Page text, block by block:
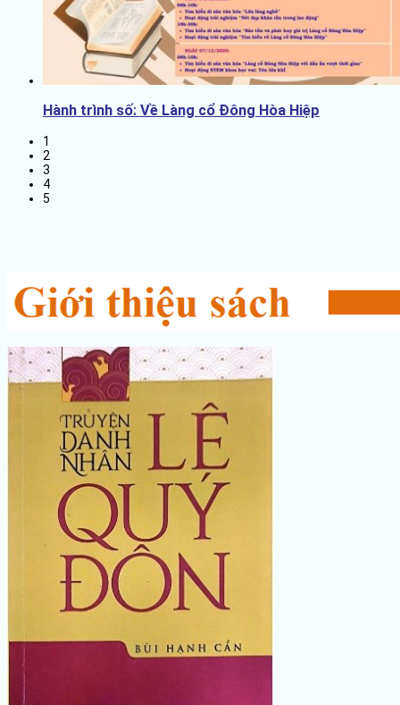
Hành trình số: Về Làng cổ Đông Hòa Hiệp
1
2
3
4
5